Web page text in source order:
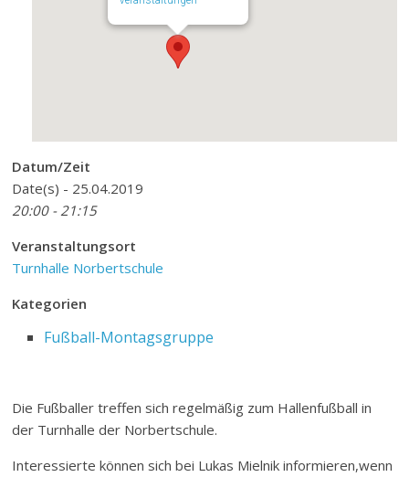
Datum/Zeit
Date(s) - 25.04.2019
20:00 - 21:15
Veranstaltungsort
Turnhalle Norbertschule
Kategorien
Fußball-Montagsgruppe
Die Fußballer treffen sich regelmäßig zum Hallenfußball in
der Turnhalle der Norbertschule.
Interessierte können sich bei Lukas Mielnik informieren,wenn